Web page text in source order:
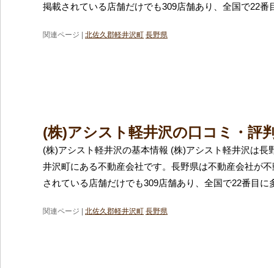
掲載されている店舗だけでも309店舗あり、全国で22番
関連ページ | 北佐久郡軽井沢町 長野県
(株)アシスト軽井沢の口コミ・評
(株)アシスト軽井沢の基本情報 (株)アシスト軽井沢は長
井沢町にある不動産会社です。長野県は不動産会社が
されている店舗だけでも309店舗あり、全国で22番目に
関連ページ | 北佐久郡軽井沢町 長野県